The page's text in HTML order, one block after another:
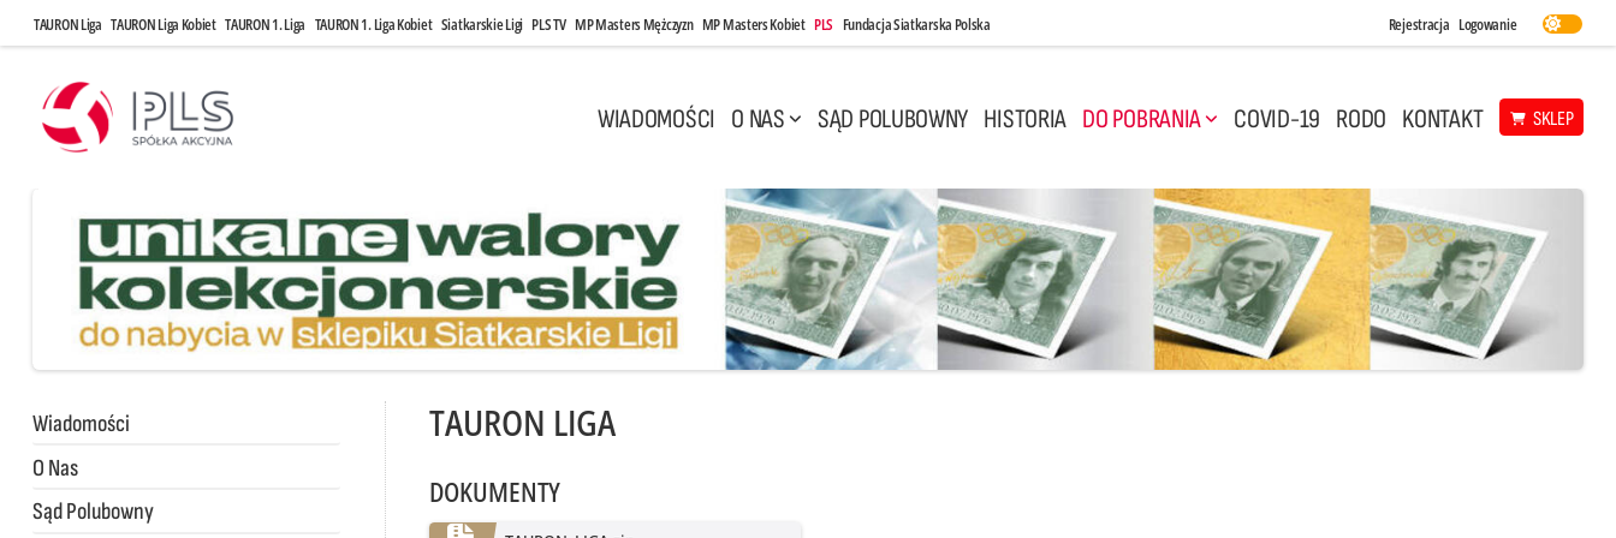
TAURON Liga TAURON Liga Kobiet TAURON 1. Liga TAURON 1. Liga Kobiet Siatkarskie Ligi PLS TV MP Masters Mężczyzn MP Masters Kobiet PLS Fundacja Siatkarska Polska Rejestracja Logowanie
WIADOMOŚCI O NAS SĄD POLUBOWNY HISTORIA DO POBRANIA COVID-19 RODO KONTAKT SKLEP
Wiadomości
O Nas
Sąd Polubowny
TAURON LIGA
DOKUMENTY